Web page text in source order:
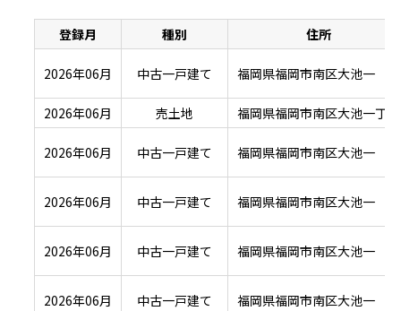
登録月 種別 住所
2026年06月 中古一戸建て 福岡県福岡市南区大池一
2026年06月 売土地 福岡県福岡市南区大池一丁目
2026年06月 中古一戸建て 福岡県福岡市南区大池一
2026年06月 中古一戸建て 福岡県福岡市南区大池一
2026年06月 中古一戸建て 福岡県福岡市南区大池一
2026年06月 中古一戸建て 福岡県福岡市南区大池一